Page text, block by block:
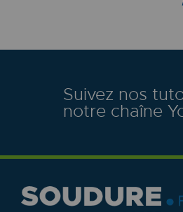
Suivez nos
notre chaîne